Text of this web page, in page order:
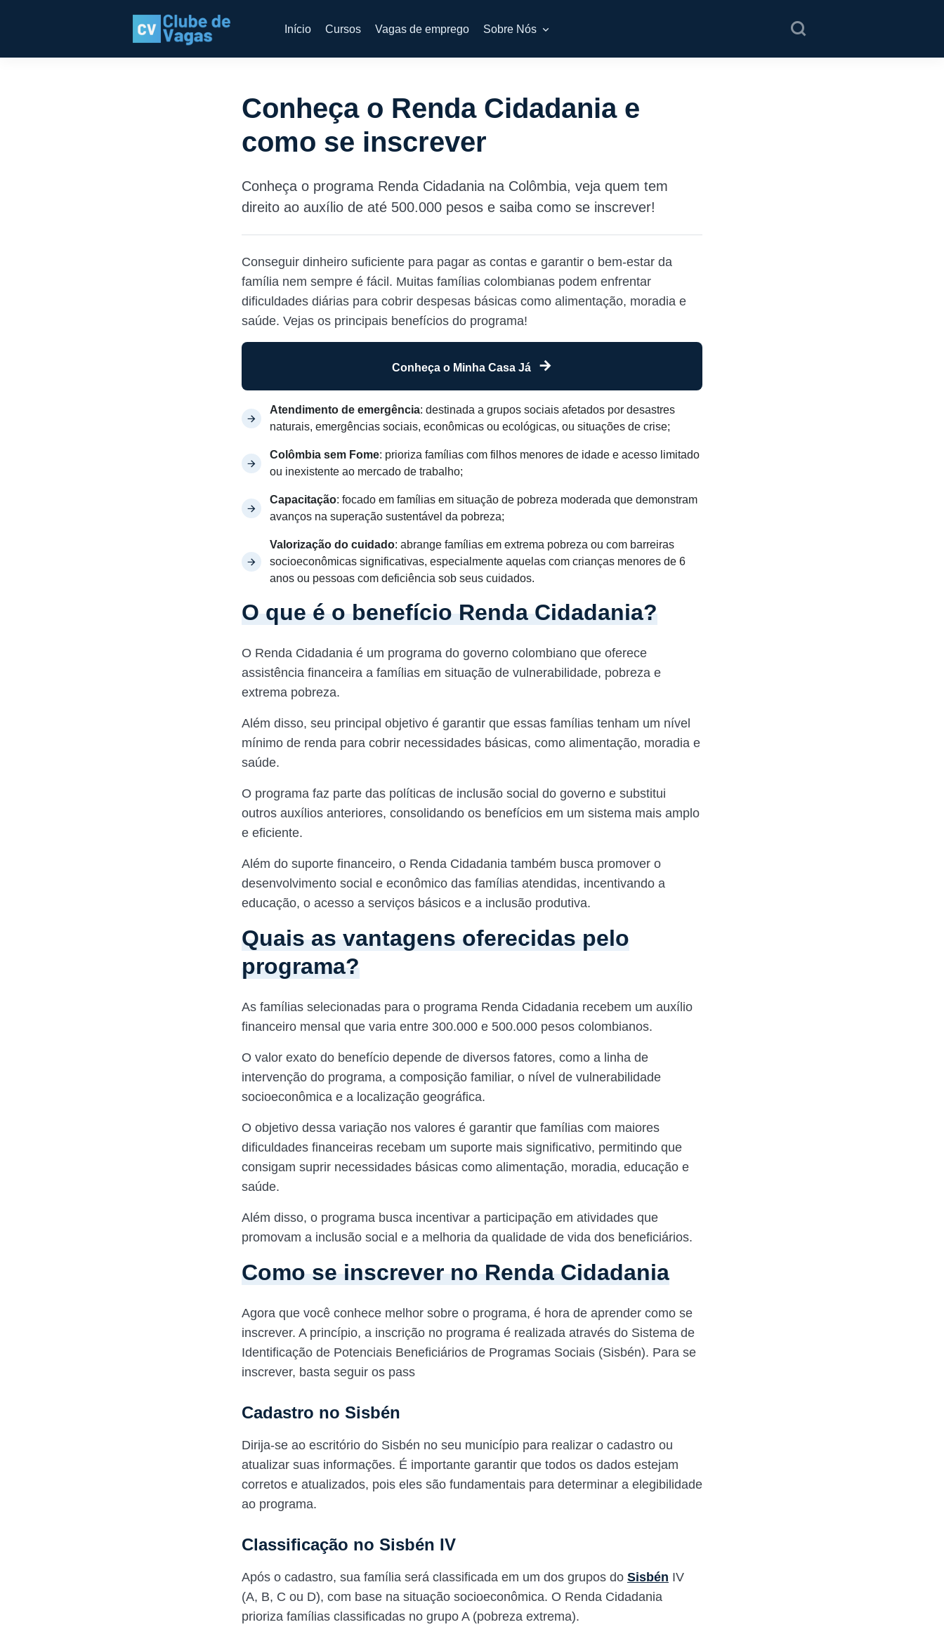
Início Cursos Vagas de emprego Sobre Nós
Conheça o Renda Cidadania e
como se inscrever
Conheça o programa Renda Cidadania na Colômbia, veja quem tem
direito ao auxílio de até 500.000 pesos e saiba como se inscrever!
Conseguir dinheiro suficiente para pagar as contas e garantir o bem-estar da
família nem sempre é fácil. Muitas famílias colombianas podem enfrentar
dificuldades diárias para cobrir despesas básicas como alimentação, moradia e
saúde. Vejas os principais benefícios do programa!
Conheça o Minha Casa Já
Atendimento de emergência: destinada a grupos sociais afetados por desastres
naturais, emergências sociais, econômicas ou ecológicas, ou situações de crise;
Colômbia sem Fome: prioriza famílias com filhos menores de idade e acesso limitado
ou inexistente ao mercado de trabalho;
Capacitação: focado em famílias em situação de pobreza moderada que demonstram
avanços na superação sustentável da pobreza;
Valorização do cuidado: abrange famílias em extrema pobreza ou com barreiras
socioeconômicas significativas, especialmente aquelas com crianças menores de 6
anos ou pessoas com deficiência sob seus cuidados.
O que é o benefício Renda Cidadania?
O Renda Cidadania é um programa do governo colombiano que oferece
assistência financeira a famílias em situação de vulnerabilidade, pobreza e
extrema pobreza.
Além disso, seu principal objetivo é garantir que essas famílias tenham um nível
mínimo de renda para cobrir necessidades básicas, como alimentação, moradia e
saúde.
O programa faz parte das políticas de inclusão social do governo e substitui
outros auxílios anteriores, consolidando os benefícios em um sistema mais amplo
e eficiente.
Além do suporte financeiro, o Renda Cidadania também busca promover o
desenvolvimento social e econômico das famílias atendidas, incentivando a
educação, o acesso a serviços básicos e a inclusão produtiva.
Quais as vantagens oferecidas pelo
programa?
As famílias selecionadas para o programa Renda Cidadania recebem um auxílio
financeiro mensal que varia entre 300.000 e 500.000 pesos colombianos.
O valor exato do benefício depende de diversos fatores, como a linha de
intervenção do programa, a composição familiar, o nível de vulnerabilidade
socioeconômica e a localização geográfica.
O objetivo dessa variação nos valores é garantir que famílias com maiores
dificuldades financeiras recebam um suporte mais significativo, permitindo que
consigam suprir necessidades básicas como alimentação, moradia, educação e
saúde.
Além disso, o programa busca incentivar a participação em atividades que
promovam a inclusão social e a melhoria da qualidade de vida dos beneficiários.
Como se inscrever no Renda Cidadania
Agora que você conhece melhor sobre o programa, é hora de aprender como se
inscrever. A princípio, a inscrição no programa é realizada através do Sistema de
Identificação de Potenciais Beneficiários de Programas Sociais (Sisbén). Para se
inscrever, basta seguir os pass
Cadastro no Sisbén
Dirija-se ao escritório do Sisbén no seu município para realizar o cadastro ou
atualizar suas informações. É importante garantir que todos os dados estejam
corretos e atualizados, pois eles são fundamentais para determinar a elegibilidade
ao programa.
Classificação no Sisbén IV
Após o cadastro, sua família será classificada em um dos grupos do Sisbén IV
(A, B, C ou D), com base na situação socioeconômica. O Renda Cidadania
prioriza famílias classificadas no grupo A (pobreza extrema).